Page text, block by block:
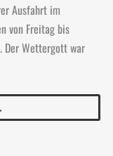
Ausfahrt im
von Freitag bis
Der Wettergott war